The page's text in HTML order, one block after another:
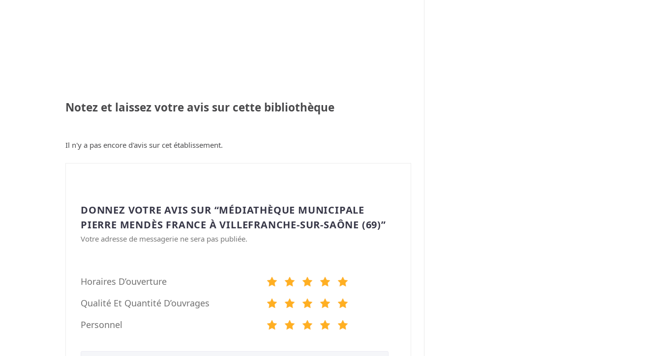
Notez et laissez votre avis sur cette bibliothèque
Il n'y a pas encore d'avis sur cet établissement.
DONNEZ VOTRE AVIS SUR “MÉDIATHÈQUE MUNICIPALE
PIERRE MENDÈS FRANCE À VILLEFRANCHE-SUR-SAÔNE (69)”
Votre adresse de messagerie ne sera pas publiée.
Horaires D’ouverture
Qualité Et Quantité D’ouvrages
Personnel